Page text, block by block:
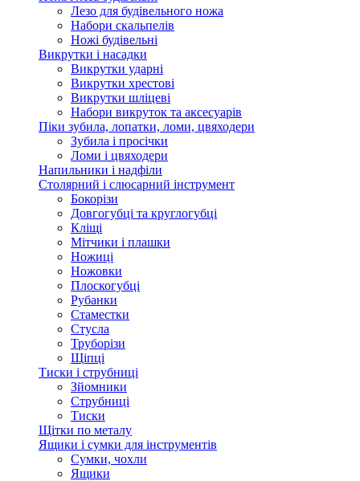
Лезо для будівельного ножа
Набори скальпелів
Ножі будівельні
Викрутки і насадки
Викрутки ударні
Викрутки хрестові
Викрутки шліцеві
Набори викруток та аксесуарів
Піки зубила, лопатки, ломи, цвяходери
Зубила і просічки
Ломи і цвяходери
Напильники і надфіли
Столярний і слюсарний інструмент
Бокорізи
Довгогубці та круглогубці
Кліщі
Мітчики і плашки
Ножиці
Ножовки
Плоскогубці
Рубанки
Стаместки
Стусла
Труборізи
Щіпці
Тиски і струбниці
Зйомники
Струбниці
Тиски
Щітки по металу
Ящики і сумки для інструментів
Сумки, чохли
Ящики